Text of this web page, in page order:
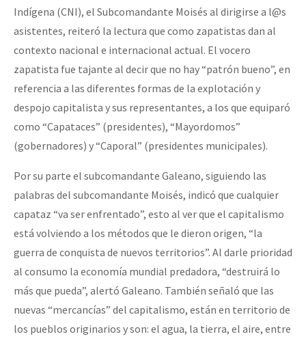
Indígena (CNI), el Subcomandante Moisés al dirigirse a l@s
asistentes, reiteró la lectura que como zapatistas dan al
contexto nacional e internacional actual. El vocero
zapatista fue tajante al decir que no hay “patrón bueno”, en
referencia a las diferentes formas de la explotación y
despojo capitalista y sus representantes, a los que equiparó
como “Capataces” (presidentes), “Mayordomos”
(gobernadores) y “Caporal” (presidentes municipales).
Por su parte el subcomandante Galeano, siguiendo las
palabras del subcomandante Moisés, indicó que cualquier
capataz “va ser enfrentado”, esto al ver que el capitalismo
está volviendo a los métodos que le dieron origen, “la
guerra de conquista de nuevos territorios”. Al darle prioridad
al consumo la economía mundial predadora, “destruirá lo
más que pueda”, alertó Galeano. También señaló que las
nuevas “mercancías” del capitalismo, están en territorio de
los pueblos originarios y son: el agua, la tierra, el aire, entre